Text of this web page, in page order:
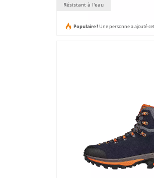
Résistant à l'eau
Populaire ! Une personne a ajouté